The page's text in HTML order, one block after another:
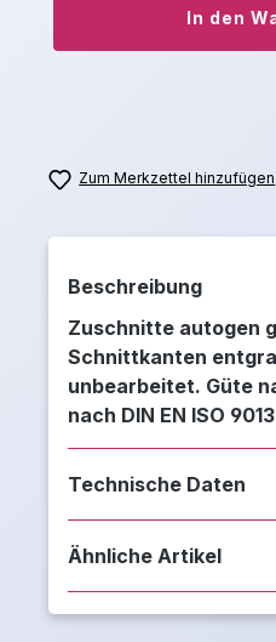
In den
Zum Merkzettel hinzufügen
Beschreibung
Zuschnitte autogen
Schnittkanten
unbearbeitet. Güte
nach DIN EN ISO
Technische Daten
Ähnliche Artikel